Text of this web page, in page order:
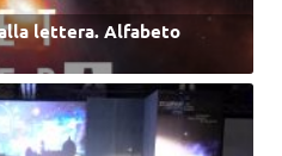
alla lettera. Alfabeto